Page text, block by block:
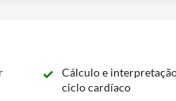
Cálculo e
ciclo cardíaco